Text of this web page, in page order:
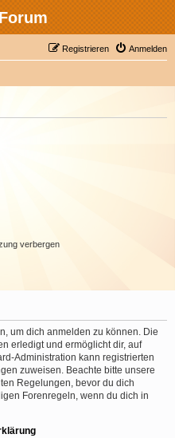
Anmelden
Registrieren
verbergen
um dich anmelden zu können. Die
erledigt und ermöglicht dir, auf
Administration kann registrierten
zuweisen. Beachte bitte unsere
Regelungen, bevor du dich
Forenregeln, wenn du dich in